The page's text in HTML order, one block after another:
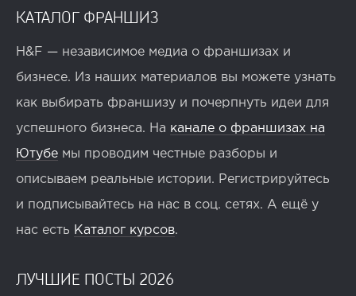
КАТАЛОГ ФРАНШИЗ
H&F — независимое медиа о франшизах и
бизнесе. Из наших материалов вы можете узнать
как выбирать франшизу и почерпнуть идеи для
успешного бизнеса. На канале о франшизах на
Ютубе мы проводим честные разборы и
описываем реальные истории. Регистрируйтесь
и подписывайтесь на нас в соц. сетях. А ещё у
нас есть Каталог курсов.
ЛУЧШИЕ ПОСТЫ 2026